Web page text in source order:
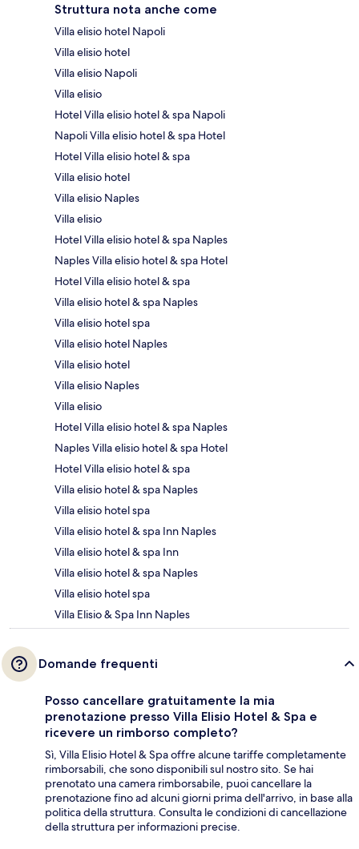
Struttura nota anche come
Villa elisio hotel Napoli
Villa elisio hotel
Villa elisio Napoli
Villa elisio
Hotel Villa elisio hotel & spa Napoli
Napoli Villa elisio hotel & spa Hotel
Hotel Villa elisio hotel & spa
Villa elisio hotel
Villa elisio Naples
Villa elisio
Hotel Villa elisio hotel & spa Naples
Naples Villa elisio hotel & spa Hotel
Hotel Villa elisio hotel & spa
Villa elisio hotel & spa Naples
Villa elisio hotel spa
Villa elisio hotel Naples
Villa elisio hotel
Villa elisio Naples
Villa elisio
Hotel Villa elisio hotel & spa Naples
Naples Villa elisio hotel & spa Hotel
Hotel Villa elisio hotel & spa
Villa elisio hotel & spa Naples
Villa elisio hotel spa
Villa elisio hotel & spa Inn Naples
Villa elisio hotel & spa Inn
Villa elisio hotel & spa Naples
Villa elisio hotel spa
Villa Elisio & Spa Inn Naples
Domande frequenti
Posso cancellare gratuitamente la mia
prenotazione presso Villa Elisio Hotel & Spa e
ricevere un rimborso completo?
Sì, Villa Elisio Hotel & Spa offre alcune tariffe completamente
rimborsabili, che sono disponibili sul nostro sito. Se hai
prenotato una camera rimborsabile, puoi cancellare la
prenotazione fino ad alcuni giorni prima dell'arrivo, in base alla
politica della struttura. Consulta le condizioni di cancellazione
della struttura per informazioni precise.